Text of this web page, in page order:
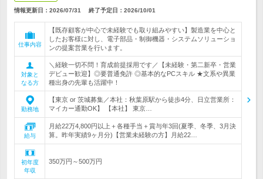
情報更新日：2026/07/31 終了予定日： 2026/10/01
仕事内容
【既存顧客が中心で未経験でも取り組みやすい】製造業を中心と
したお客様に対し、電子部品・制御機器・システムソリューショ
ンの提案営業を行います。
対象と
なる方
＼経験一切不問！育成前提採用です／【未経験・第二新卒・営業
デビュー歓迎】◎要普通免許 ◎基本的なPCスキル ★文系や異業
種出身の先輩も活躍中！
勤務地
【東京 or 茨城募集／本社：秋葉原駅から徒歩4分、日立営業所：
マイカー通勤OK】 【本社】 東京…
給与
月給22万4,800円以上＋各種手当＋賞与年3回(夏季、冬季、3月決
算。昨年実績9ヶ月分)【営業未経験の方】月給22…
初年度
年収
350万円～500万円